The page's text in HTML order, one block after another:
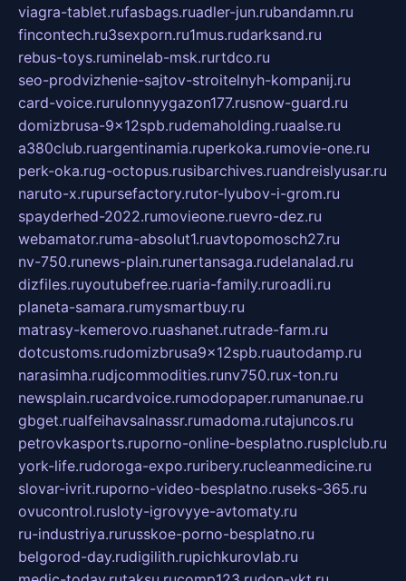
viagra-tablet.rufasbags.ruadler-jun.rubandamn.ru
fincontech.ru3sexporn.ru1mus.rudarksand.ru
rebus-toys.ruminelab-msk.rurtdco.ru
seo-prodvizhenie-sajtov-stroitelnyh-kompanij.ru
card-voice.rurulonnyygazon177.rusnow-guard.ru
domizbrusa-9x12spb.rudemaholding.ruaalse.ru
a380club.ruargentinamia.ruperkoka.rumovie-one.ru
perk-oka.rug-octopus.rusibarchives.ruandreislyusar.ru
naruto-x.rupursefactory.rutor-lyubov-i-grom.ru
spayderhed-2022.rumovieone.ruevro-dez.ru
webamator.ruma-absolut1.ruavtopomosch27.ru
nv-750.runews-plain.runertansaga.rudelanalad.ru
dizfiles.ruyoutubefree.ruaria-family.ruroadli.ru
planeta-samara.rumysmartbuy.ru
matrasy-kemerovo.ruashanet.rutrade-farm.ru
dotcustoms.rudomizbrusa9x12spb.ruautodamp.ru
narasimha.rudjcommodities.runv750.rux-ton.ru
newsplain.rucardvoice.rumodopaper.rumanunae.ru
gbget.rualfeihavsalnassr.rumadoma.rutajuncos.ru
petrovkasports.ruporno-online-besplatno.rusplclub.ru
york-life.rudoroga-expo.ruribery.rucleanmedicine.ru
slovar-ivrit.ruporno-video-besplatno.ruseks-365.ru
ovucontrol.rusloty-igrovyye-avtomaty.ru
ru-industriya.rurusskoe-porno-besplatno.ru
belgorod-day.rudigilith.rupichkurovlab.ru